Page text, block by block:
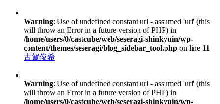
Warning: Use of undefined constant url - assumed 'url' (this
will throw an Error in a future version of PHP) in
/home/users/0/castcube/web/seseragi-shinkyuin/wp-
content/themes/seseragi/blog_sidebar_tool.php on line 11
古賀俊希
Warning: Use of undefined constant url - assumed 'url' (this
will throw an Error in a future version of PHP) in
/home/users/0/castcube/web/seseragi-shinkyuin/wp-